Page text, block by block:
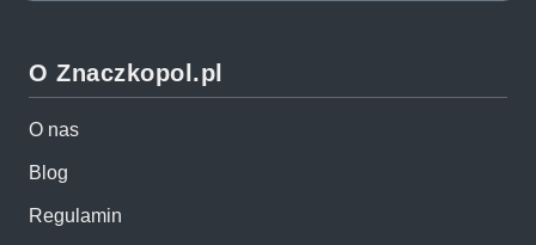
O Znaczkopol.pl
O nas
Blog
Regulamin